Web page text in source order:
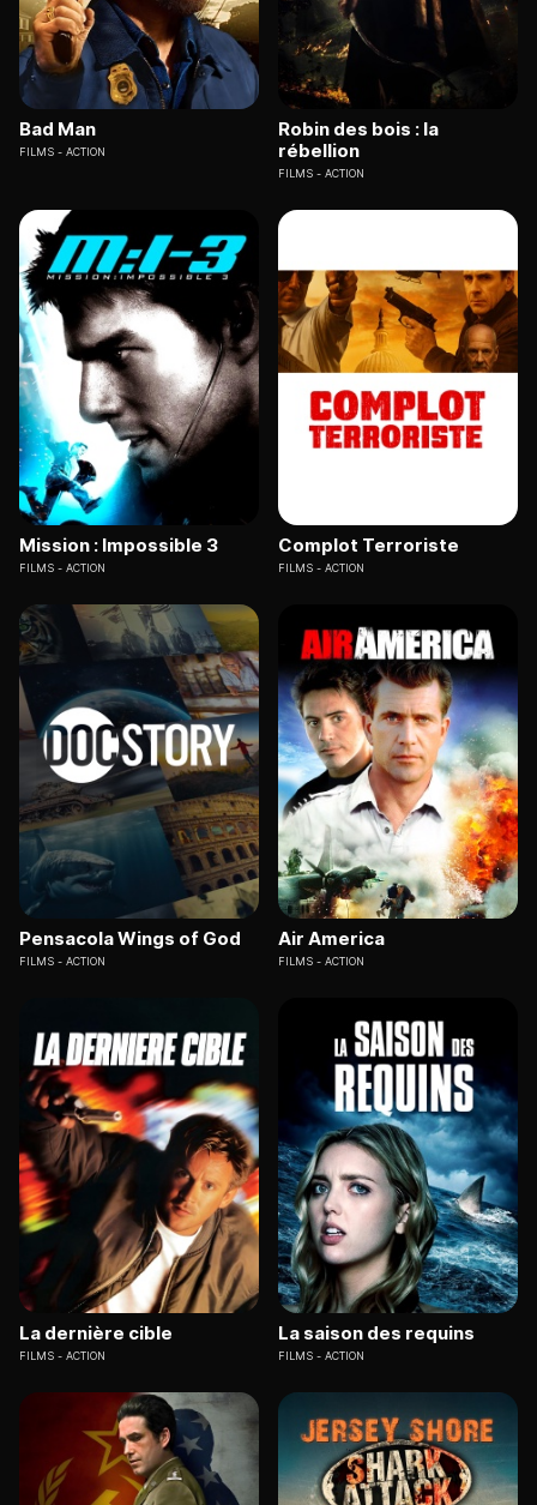
Bad Man
FILMS ACTION
Robin des bois : la
rébellion
FILMS ACTION
Mission : Impossible 3
FILMS ACTION
Complot Terroriste
FILMS ACTION
Pensacola Wings of God
FILMS ACTION
Air America
FILMS ACTION
La dernière cible
FILMS ACTION
La saison des requins
FILMS ACTION